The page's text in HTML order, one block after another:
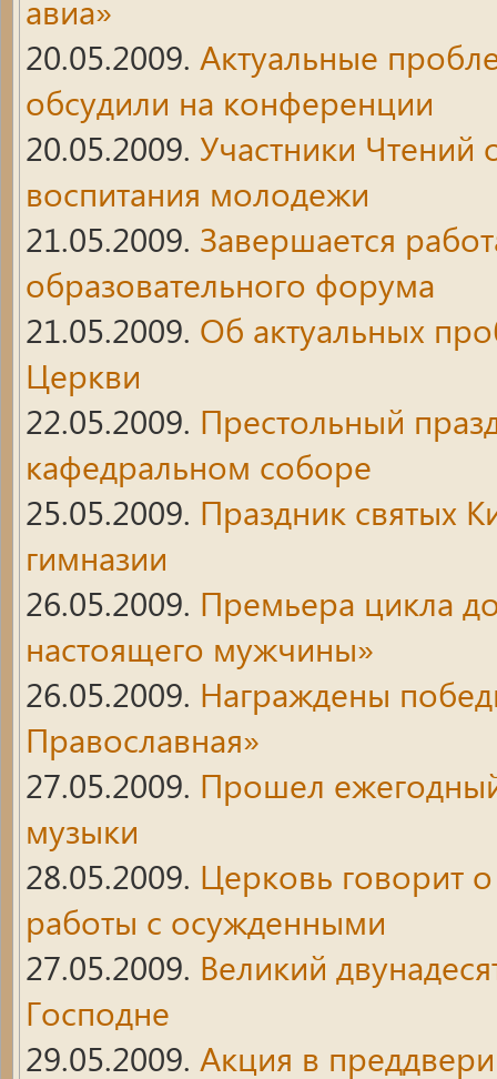
авиа»
20.05.2009. Актуальные
обсудили на конференции
20.05.2009. Участники Чтений
воспитания молодежи
21.05.2009. Завершается
образовательного форума
21.05.2009. Об актуальных
Церкви
22.05.2009. Престольный
кафедральном соборе
25.05.2009. Праздник святых
гимназии
26.05.2009. Премьера цикла
настоящего мужчины»
26.05.2009. Награждены
Православная»
27.05.2009. Прошел
музыки
28.05.2009. Церковь говорит
работы с осужденными
27.05.2009. Великий
Господне
29.05.2009. Акция в